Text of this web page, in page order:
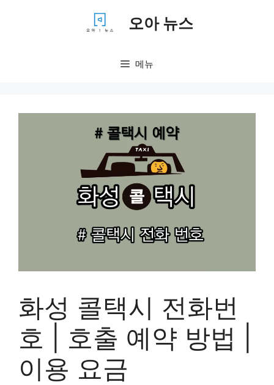
오아 뉴스
메뉴
화성 콜택시 전화번
호 | 호출 예약 방법 |
이용 요금